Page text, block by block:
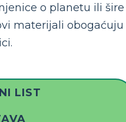
o planetu ili šire
materijali obogaćuju
LIST